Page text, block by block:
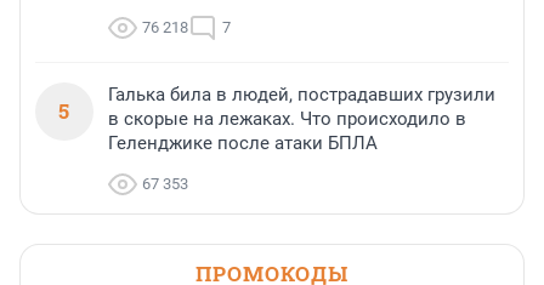
76 218 7
5
Галька била в людей, пострадавших грузили
в скорые на лежаках. Что происходило в
Геленджике после атаки БПЛА
67 353
ПРОМОКОДЫ